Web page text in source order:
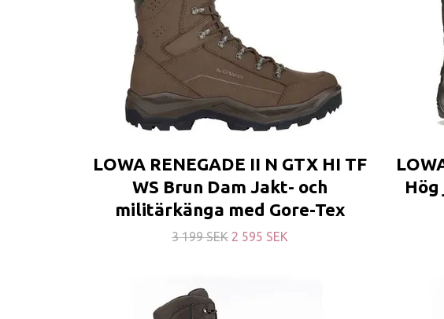
LOWA RENEGADE II N GTX HI TF
WS Brun Dam Jakt- och
militärkänga med Gore-Tex
3 199 SEK 2 595 SEK